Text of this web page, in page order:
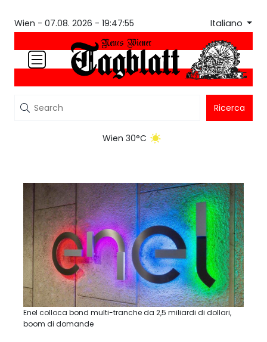
Wien - 07.08. 2026 - 19:47:55 Italiano
Ricerca
Wien 30°C
Enel colloca bond multi-tranche da 2,5 miliardi di dollari,
boom di domande